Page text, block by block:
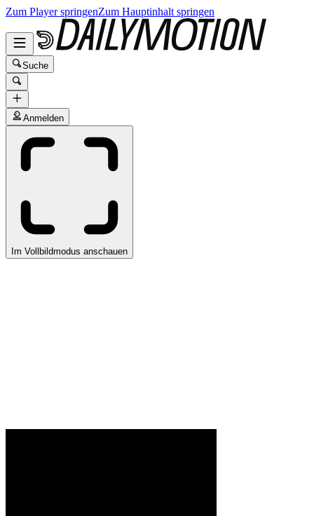
Zum Player springenZum Hauptinhalt springen
Suche
Anmelden
Im Vollbildmodus anschauen